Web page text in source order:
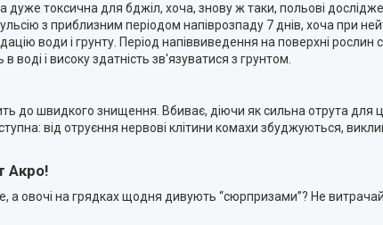
токсична для бджіл, хоча, знову ж таки, польові
з приблизним періодом напіврозпаду 7 днів, хоча при
води і грунту. Період напіввиведення на поверхні рослин
воді і високу здатність зв'язуватися з грунтом.
до швидкого знищення. Вбиває, діючи як сильна отрута для
від отруєння нервові клітини комахи збуджуються,
Акро!
а овочі на грядках щодня дивують “сюрпризами”? Не